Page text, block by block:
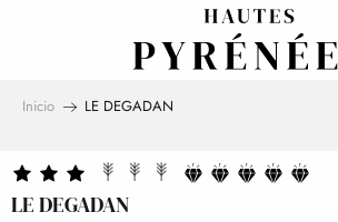
Inicio LE DEGADAN
LE DEGADAN